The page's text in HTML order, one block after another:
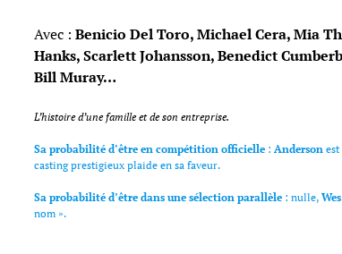
Avec :Benicio Del Toro, Michael Cera, Mia
Hanks, Scarlett Johansson, Benedict
Bill Muray…
L’histoire d’une famille et de son entreprise.
Sa probabilité d’être en compétition officielle :Anderson
casting prestigieux plaide en sa faveur.
Sa probabilité d’être dans une sélection parallèle : nulle,
nom ».